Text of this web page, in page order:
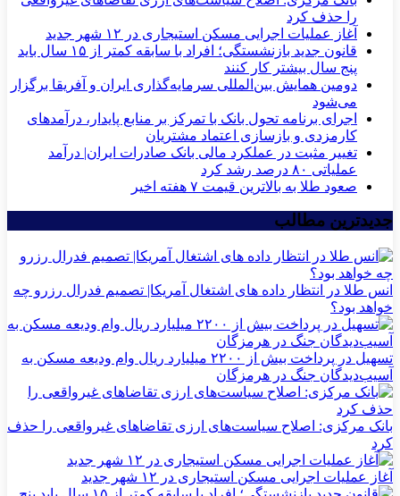
را حذف کرد
آغاز عملیات اجرایی مسکن استیجاری در ۱۲ شهر جدید
قانون جدید بازنشستگی؛ افراد با سابقه کمتر از ۱۵ سال باید
پنج سال بیشتر کار کنند
دومین همایش بین‌المللی سرمایه‌گذاری ایران و آفریقا برگزار
می‌شود
اجرای برنامه تحول بانک با تمرکز بر منابع پایدار، درآمدهای
کارمزدی و بازسازی اعتماد مشتریان
تغییر مثبت در عملکرد مالی بانک صادرات ایران| درآمد
عملیاتی ۸۰ درصد رشد کرد
صعود طلا به بالاترین قیمت ۷ هفته اخیر
جدیدترین مطالب
انس طلا در انتظار داده های اشتغال آمریکا| تصمیم فدرال رزرو چه
خواهد بود؟
تسهیل در پرداخت بیش از ۲۲۰۰ میلیارد ریال وام ودیعه مسکن به
آسیب‌دیدگان جنگ در هرمزگان
بانک مرکزی: اصلاح سیاست‌های ارزی تقاضاهای غیرواقعی را حذف
کرد
آغاز عملیات اجرایی مسکن استیجاری در ۱۲ شهر جدید